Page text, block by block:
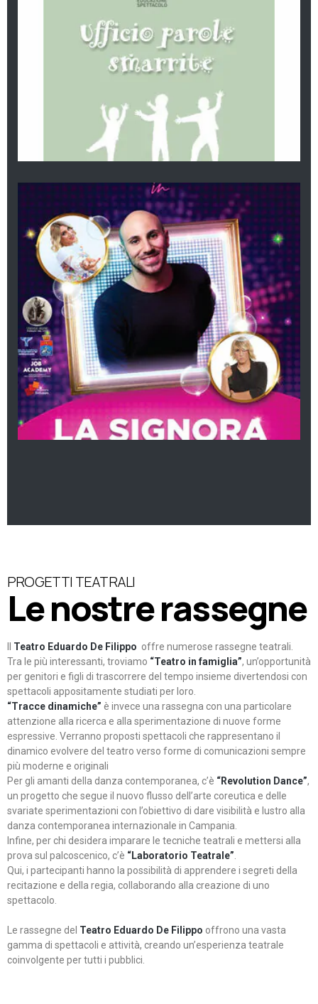
PROGETTI TEATRALI
Le nostre rassegne
Teatro Eduardo De Filippo offre numerose rassegne teatrali.
Tra le più interessanti, troviamo “Teatro in famiglia”, un’opportunità
per genitori e figli di trascorrere del tempo insieme divertendosi con
spettacoli appositamente studiati per loro.
“Tracce dinamiche” è invece una rassegna con una particolare
attenzione alla ricerca e alla sperimentazione di nuove forme
espressive. Verranno proposti spettacoli che rappresentano il
dinamico evolvere del teatro verso forme di comunicazioni sempre
più moderne e originali
Per gli amanti della danza contemporanea, c’è “Revolution Dance”,
un progetto che segue il nuovo flusso dell’arte coreutica e delle
svariate sperimentazioni con l’obiettivo di dare visibilità e lustro alla
danza contemporanea internazionale in Campania.
Infine, per chi desidera imparare le tecniche teatrali e mettersi alla
prova sul palcoscenico, c’è “Laboratorio Teatrale”
Qui, i partecipanti hanno la possibilità di apprendere i segreti della
recitazione e della regia, collaborando alla creazione di uno
spettacolo.
Le rassegne del Teatro Eduardo De Filippo offrono una vasta
gamma di spettacoli e attività, creando un’esperienza teatrale
coinvolgente per tutti i pubblici.